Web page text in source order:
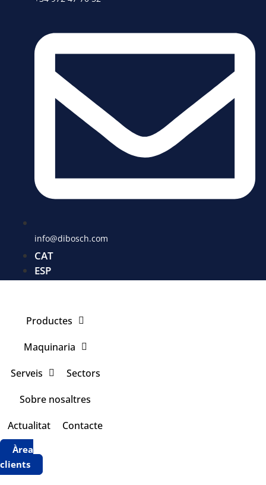
info@dibosch.com
CAT
ESP
Productes
Maquinaria
Serveis
Sectors
Sobre nosaltres
Actualitat
Contacte
Àrea
clients